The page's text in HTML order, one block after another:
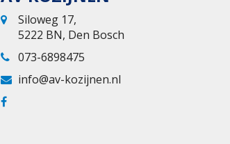
Siloweg 17,
5222 BN, Den Bosch
073-6898475
info@av-kozijnen.nl